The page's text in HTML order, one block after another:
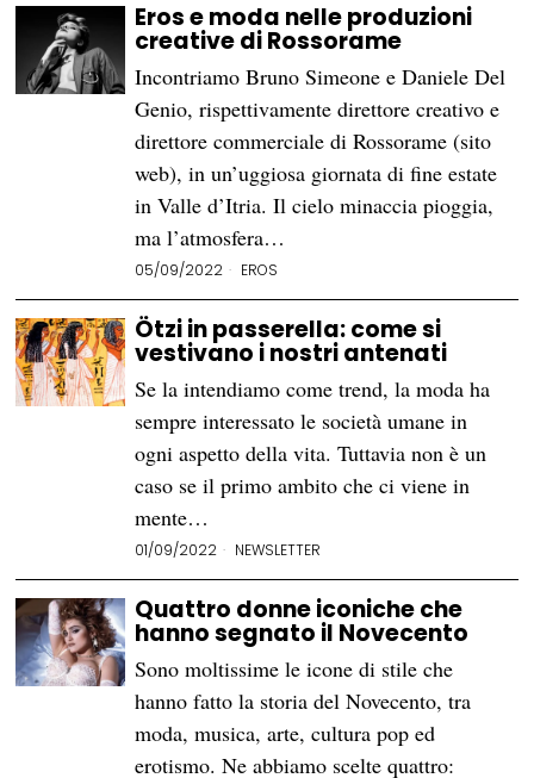
Eros e moda nelle produzioni
creative di Rossorame
Incontriamo Bruno Simeone e Daniele Del
Genio, rispettivamente direttore creativo e
direttore commerciale di Rossorame (sito
web), in un’uggiosa giornata di fine estate
in Valle d’Itria. Il cielo minaccia pioggia,
ma l’atmosfera…
05/09/2022 EROS
Ötzi in passerella: come si
vestivano i nostri antenati
Se la intendiamo come trend, la moda ha
sempre interessato le società umane in
ogni aspetto della vita. Tuttavia non è un
caso se il primo ambito che ci viene in
mente…
01/09/2022 NEWSLETTER
Quattro donne iconiche che
hanno segnato il Novecento
Sono moltissime le icone di stile che
hanno fatto la storia del Novecento, tra
moda, musica, arte, cultura pop ed
erotismo. Ne abbiamo scelte quattro: